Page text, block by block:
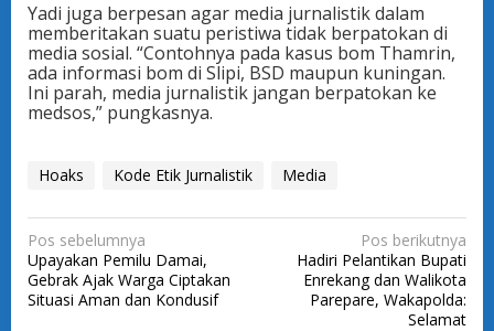
Yadi juga berpesan agar media jurnalistik dalam
memberitakan suatu peristiwa tidak berpatokan di
media sosial. “Contohnya pada kasus bom Thamrin,
ada informasi bom di Slipi, BSD maupun kuningan.
Ini parah, media jurnalistik jangan berpatokan ke
medsos,” pungkasnya.
Hoaks Kode Etik Jurnalistik Media
N
a
v
Pos sebelumnya
Upayakan Pemilu Damai,
Gebrak Ajak Warga Ciptakan
Situasi Aman dan Kondusif
Pos berikutnya
Hadiri Pelantikan Bupati
Enrekang dan Walikota
Parepare, Wakapolda:
Selamat